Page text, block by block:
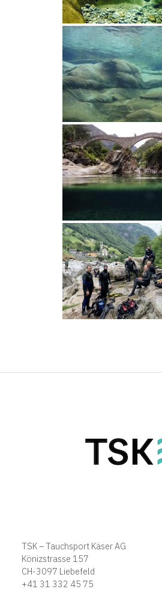
TSK – Tauchsport Käser AG
Könizstrasse 157
CH-3097 Liebefeld
+41 31 332 45 75